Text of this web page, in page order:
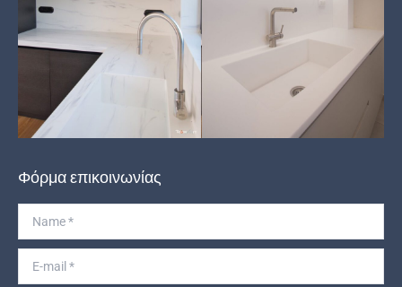
Φόρμα επικοινωνίας
Name *
E-mail *